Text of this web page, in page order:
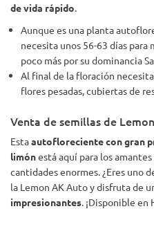
de vida rápido
Aunque es una planta
necesita unos 56-63 días para
poco más por su dominancia
Al final de la floración
flores pesadas, cubiertas de
Venta de semillas de
Estaautofloreciente con gran
limónestá aquí para los
cantidades enormes. ¿Eres uno
la Lemon AK Auto y disfruta de
impresionantes . ¡Disponible